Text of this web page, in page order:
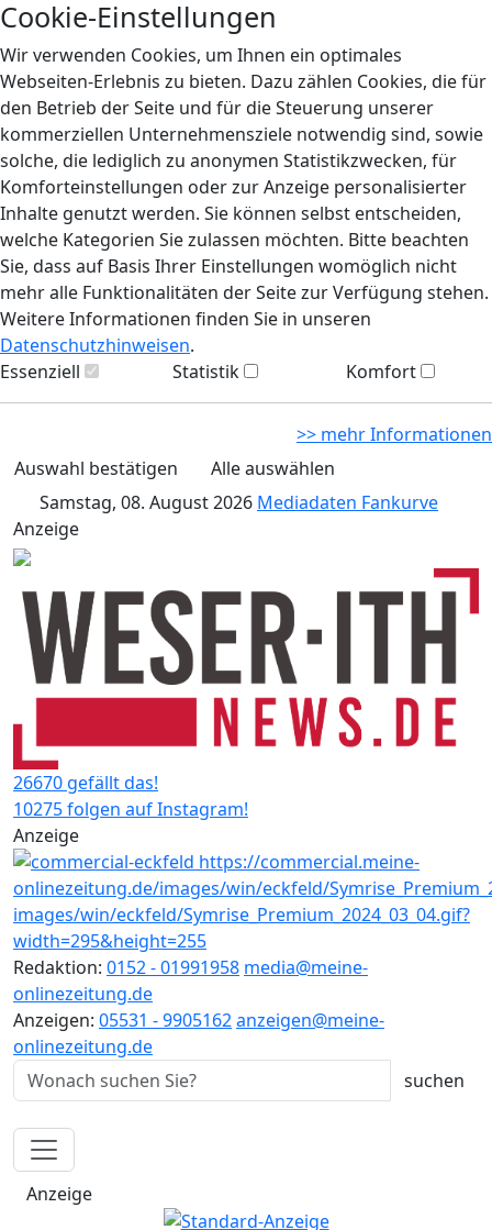
Cookie-Einstellungen
Wir verwenden Cookies, um Ihnen ein optimales
Webseiten-Erlebnis zu bieten. Dazu zählen Cookies, die für
den Betrieb der Seite und für die Steuerung unserer
kommerziellen Unternehmensziele notwendig sind, sowie
solche, die lediglich zu anonymen Statistikzwecken, für
Komforteinstellungen oder zur Anzeige personalisierter
Inhalte genutzt werden. Sie können selbst entscheiden,
welche Kategorien Sie zulassen möchten. Bitte beachten
Sie, dass auf Basis Ihrer Einstellungen womöglich nicht
mehr alle Funktionalitäten der Seite zur Verfügung stehen.
Weitere Informationen finden Sie in unseren
Datenschutzhinweisen.
Essenziell
Statistik Komfort
>> mehr Informationen
Auswahl bestätigen
Alle auswählen
Samstag, 08. August 2026 Mediadaten Fankurve
Anzeige
26670 gefällt das!
10275 folgen auf Instagram!
Anzeige
Redaktion: 0152 - 01991958 media@meine-
onlinezeitung.de
Anzeigen: 05531 - 9905162anzeigen@meine-
onlinezeitung.de
Anzeige